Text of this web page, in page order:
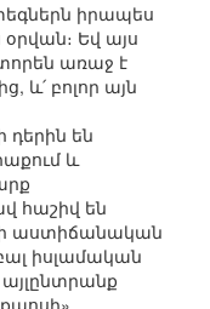
իրապես
Եվ այս
առաջ է
և՛ բոլոր այն
են
և
հաշիվ են
աստիճանական
իսլամական